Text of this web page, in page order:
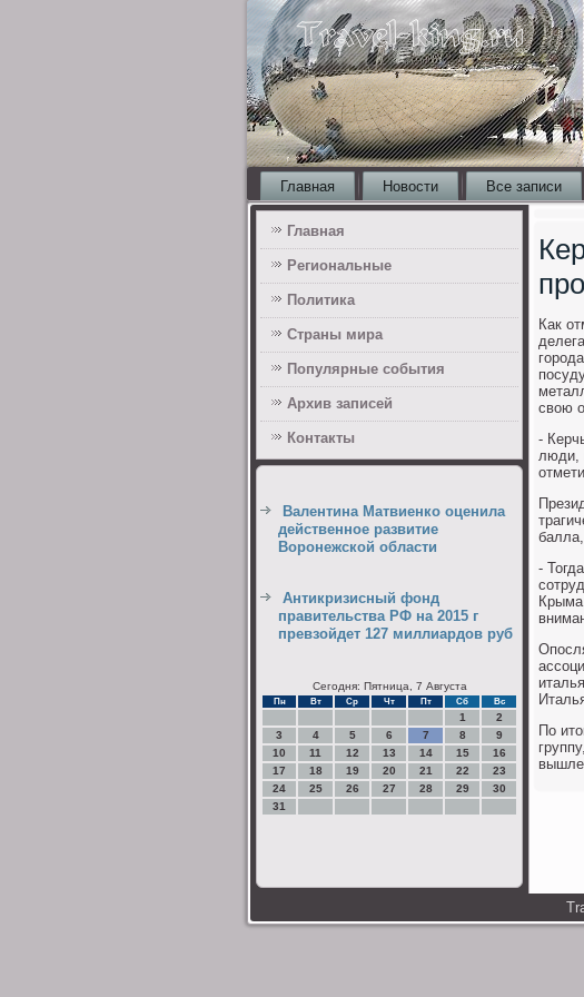
Главная Новости Все записи
Главная
Региональные
Политика
Страны мира
Популярные события
Архив записей
Контакты
Валентина Матвиенко оценила
действенное развитие
Воронежской области
Антикризисный фонд
правительства РФ на 2015 г
превзойдет 127 миллиардов руб
Сегодня: Пятница, 7 Августа
Пн Вт Ср Чт Пт Сб Вс
1
2
3
4 5 6 7 8
9
10
11 12 13 14 15
16
17
18 19 20 21 22
23
24
25 26 27 28 29
30
31
Как
свою
-
люди,
-
Крыма
По